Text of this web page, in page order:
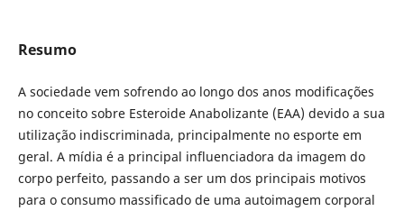
Resumo
A sociedade vem sofrendo ao longo dos anos modificações
no conceito sobre Esteroide Anabolizante (EAA) devido a sua
utilização indiscriminada, principalmente no esporte em
geral. A mídia é a principal influenciadora da imagem do
corpo perfeito, passando a ser um dos principais motivos
para o consumo massificado de uma autoimagem corporal